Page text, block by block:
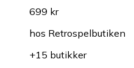
699 kr
hos Retrospelbutiken
+15 butikker